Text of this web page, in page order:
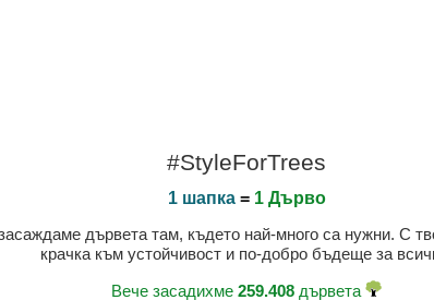
#StyleForTrees
1 шапка= 1 Дърво
дървета там, където най-много са нужни. С
крачка към устойчивост и по-добро бъдеще за
Вече засадихме 259.408 дървета